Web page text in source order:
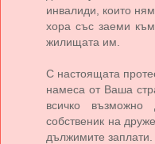
инвалиди, които
хора със заеми
жилищата им.
С настоящата
намеса от Ваша
всичко възможно
собственик на
дължимите